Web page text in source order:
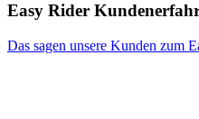
Easy Rider
Das sagen unsere Kunden zum